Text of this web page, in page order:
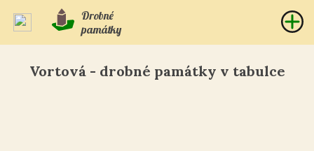
Drobné
památky
Vortová - drobné památky v tabulce